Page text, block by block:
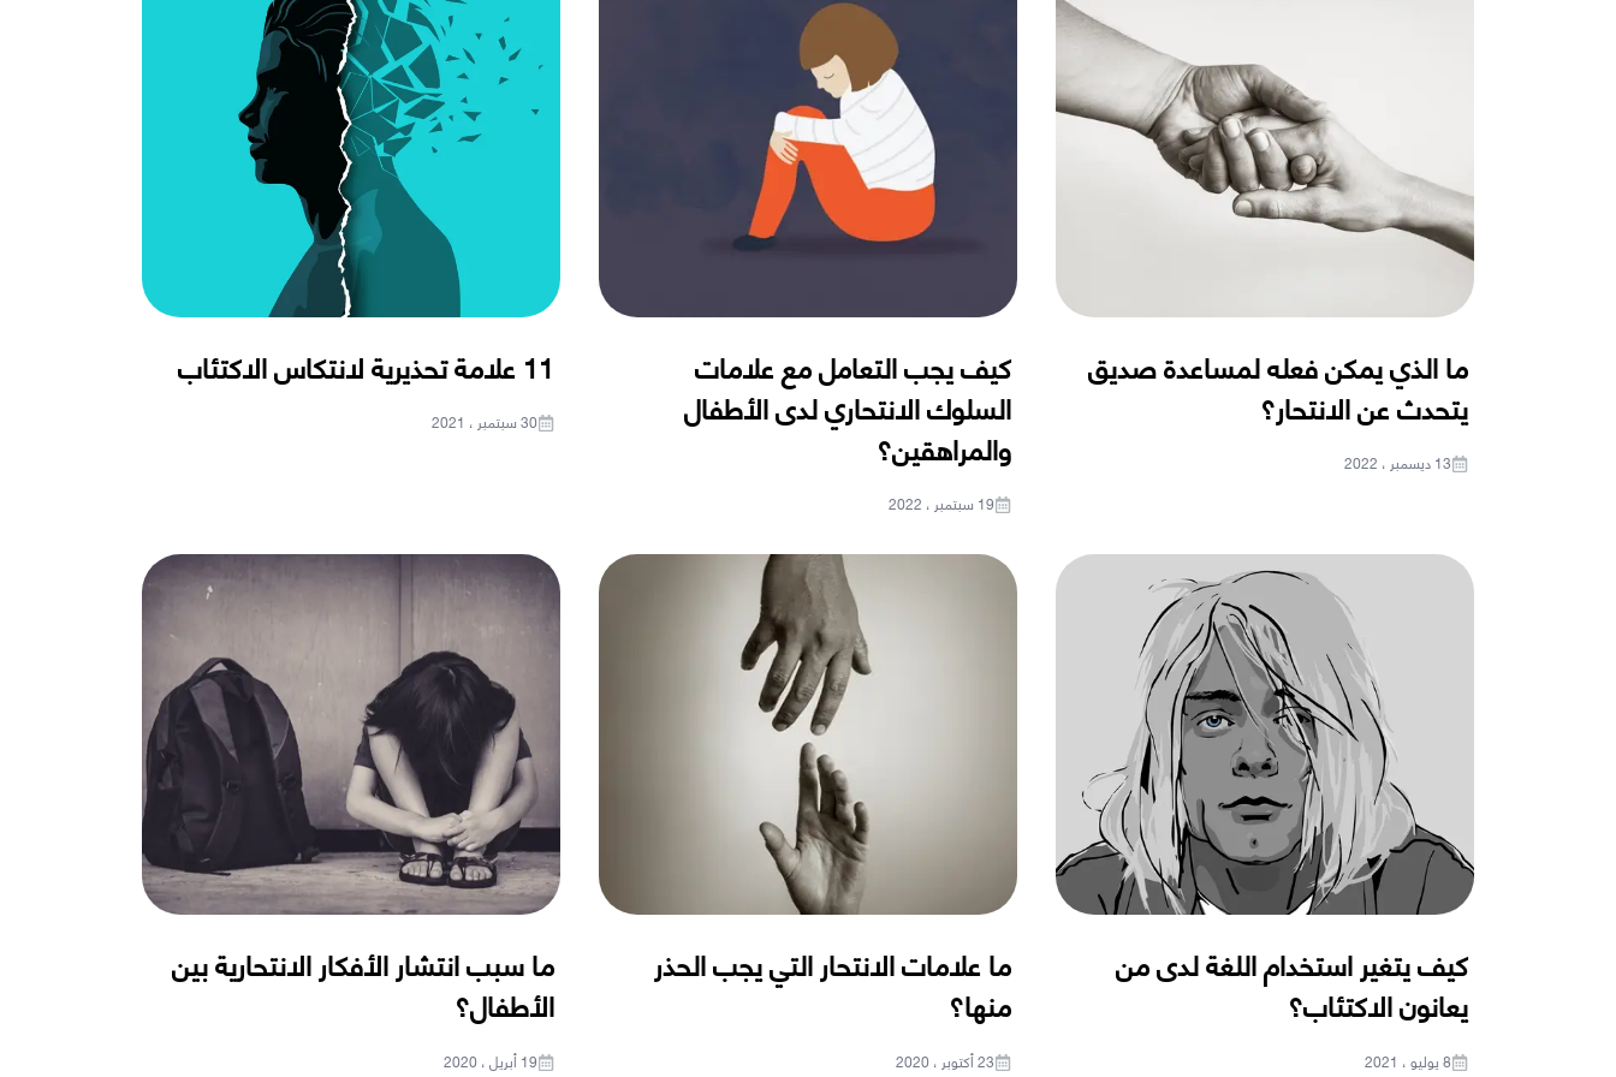
ما الذي يمكن فعله لمساعدة صديق
يتحدث عن الانتحار؟
13 ديسمبر ، 2022
كيف يجب التعامل مع علامات
السلوك الانتحاري لدى الأطفال
والمراهقين؟
19 سبتمبر ، 2022
11 علامة تحذيرية لانتكاس الاكتئاب
30 سبتمبر ، 2021
كيف يتغير استخدام اللغة لدى من
يعانون الاكتئاب؟
8 يوليو ، 2021
ما علامات الانتحار التي يجب الحذر
منها؟
23 أكتوبر ، 2020
ما سبب انتشار الأفكار الانتحارية بين
الأطفال؟
19 أبريل ، 2020